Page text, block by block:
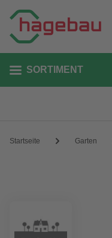
SORTIMENT
Startseite Garten